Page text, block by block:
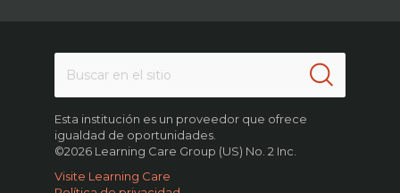
Esta institución es un proveedor que ofrece
igualdad de oportunidades.
©2026 Learning Care Group (US) No. 2 Inc.
Visite Learning Care